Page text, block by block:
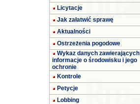
Licytacje
Jak załatwić sprawę
Aktualności
Ostrzeżenia pogodowe
Wykaz danych zawierających
informacje o środowisku i jego
ochronie
Kontrole
Petycje
Lobbing